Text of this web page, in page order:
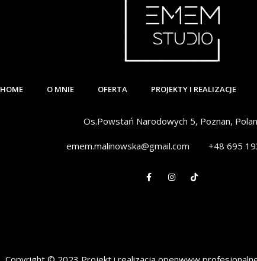
HOME O MNIE OFERTA PROJEKTY I REALIZACJE
Os.Powstań Narodowych 5, Poznan,
emem.malinowska@gmail.com +48 695